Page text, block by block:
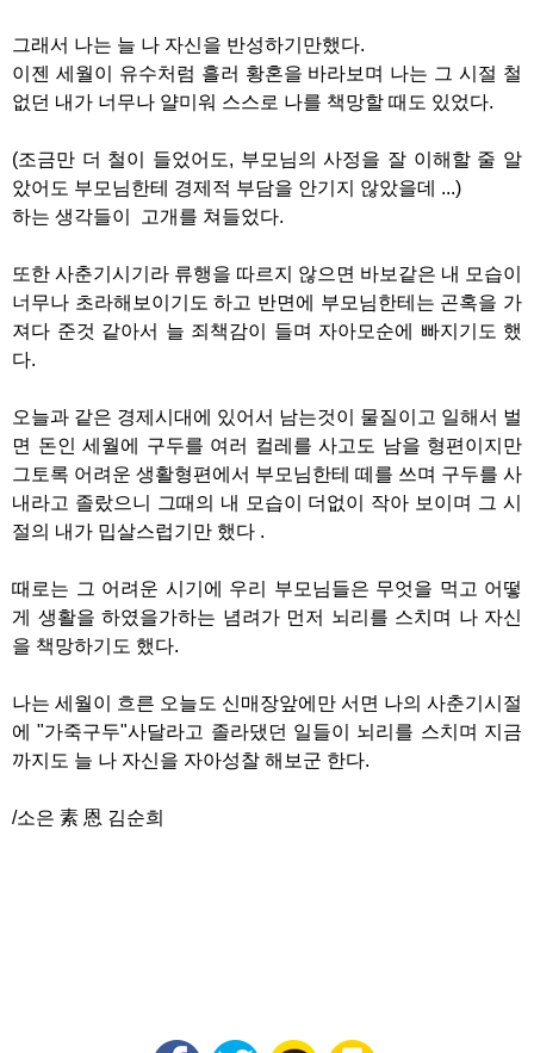
그래서 나는 늘 나 자신을 반성하기만했다.
이젠 세월이 유수처럼 흘러 황혼을 바라보며 나는 그 시절 철
없던 내가 너무나 얄미워 스스로 나를 책망할 때도 있었다.
(조금만 더 철이 들었어도, 부모님의 사정을 잘 이해할 줄 알
았어도 부모님한테 경제적 부담을 안기지 않았을데 ...)
하는 생각들이 고개를 쳐들었다.
또한 사춘기시기라 류행을 따르지 않으면 바보같은 내 모습이
너무나 초라해보이기도 하고 반면에 부모님한테는 곤혹을 가
져다 준것 같아서 늘 죄책감이 들며 자아모순에 빠지기도 했
다.
오늘과 같은 경제시대에 있어서 남는것이 물질이고 일해서 벌
면 돈인 세월에 구두를 여러 컬레를 사고도 남을 형편이지만
그토록 어려운 생활형편에서 부모님한테 떼를 쓰며 구두를 사
내라고 졸랐으니 그때의 내 모습이 더없이 작아 보이며 그 시
절의 내가 밉살스럽기만 했다 .
때로는 그 어려운 시기에 우리 부모님들은 무엇을 먹고 어떻
게 생활을 하였을가하는 념려가 먼저 뇌리를 스치며 나 자신
을 책망하기도 했다.
나는 세월이 흐른 오늘도 신매장앞에만 서면 나의 사춘기시절
에 "가죽구두"사달라고 졸라댔던 일들이 뇌리를 스치며 지금
까지도 늘 나 자신을 자아성찰 해보군 한다.
/소은 素 恩 김순희